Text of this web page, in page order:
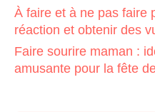
À faire et à ne pas faire
réaction et obtenir des
Faire sourire maman :
amusante pour la fête